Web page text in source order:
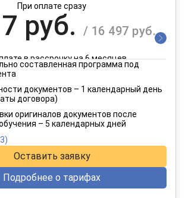
При оплате сразу
руб. / 16 497 руб.
в рассрочку на 6 месяцев
руб. / 8 249 руб.
в рассрочку на 12 месяцев
составленная программа под
документов – 1 календарный день
договора)
оригиналов документов после
– 5 календарных дней
Оставить заявку
Подробнее о тарифах